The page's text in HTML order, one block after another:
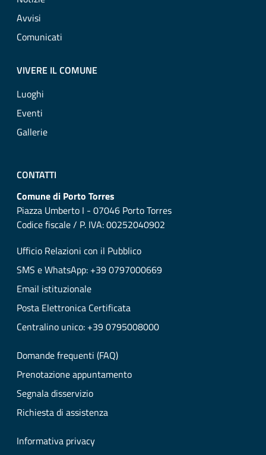
Avvisi
Comunicati
VIVERE IL COMUNE
Luoghi
Eventi
Gallerie
CONTATTI
Comune di Porto Torres
Piazza Umberto I - 07046 Porto Torres
Codice fiscale / P. IVA: 00252040902
Ufficio Relazioni con il Pubblico
SMS e WhatsApp: +39 0797000669
Email istituzionale
Posta Elettronica Certificata
Centralino unico: +39 0795008000
Domande frequenti (FAQ)
Prenotazione appuntamento
Segnala disservizio
Richiesta di assistenza
Informativa privacy